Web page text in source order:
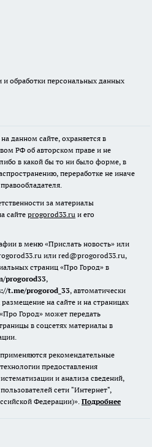
обработки персональных данных
данном сайте, охраняется в
РФ об авторском праве и не
в какой бы то ни было форме, в
переработке не иначе
за материалы
сайте progorod33.ru и его
в меню «Прислать новость» или
или red@progorod33.ru,
страниц «Про Город» в
progorod33,
t.me/progorod_33, автоматически
размещение на сайте и на страницах
Город» может передать
в соцсетях материалы в
рекомендательные
предоставления
и анализа сведений,
сети "Интернет",
Федерации)». Подробнее